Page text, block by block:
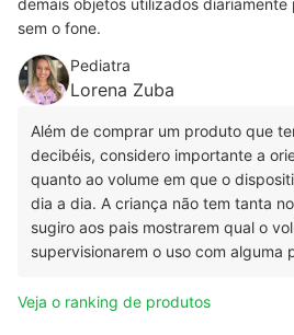
demais objetos utilizados diariamente
sem o fone.
Pediatra
Lorena Zuba
Além de comprar um produto que
decibéis, considero importante a
quanto ao volume em que o
dia a dia. A criança não tem tanta
sugiro aos pais mostrarem qual o
supervisionarem o uso com alguma
Veja o ranking de produtos